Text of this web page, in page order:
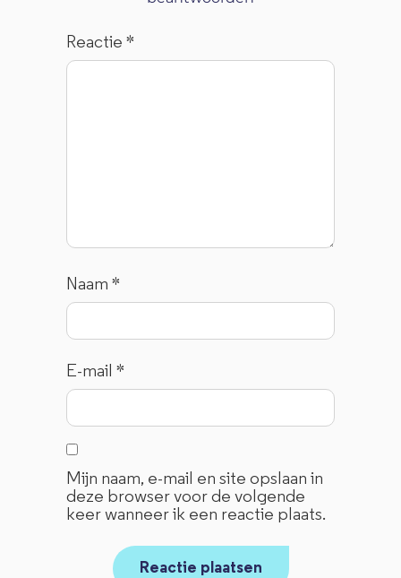
Reactie*
Naam*
E-mail*
Mijn naam, e-mail en site opslaan in
deze browser voor de volgende
keer wanneer ik een reactie plaats.